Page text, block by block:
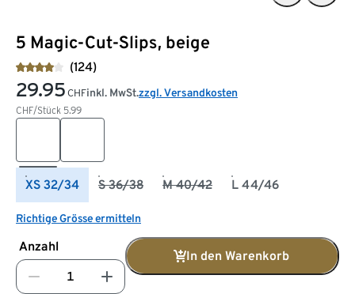
5 Magic-Cut-Slips, beige
(124)
29.95 CHF
CHF/Stück 5.99
inkl. MwSt.zzgl. Versandkosten
XS 32/34 S 36/38 M 40/42 L 44/46
Richtige Grösse ermitteln
Anzahl
In den Warenkorb